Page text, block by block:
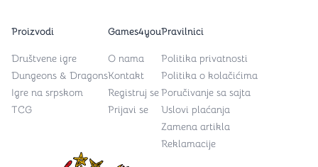
Games4you logo
Proizvodi
Društvene igre
Dungeons & Dragons
Igre na srpskom
TCG
Games4you
O nama
Kontakt
Registruj se
Prijavi se
Pravilnici
Politika privatnosti
Politika o kolačićima
Poručivanje sa sajta
Uslovi plaćanja
Zamena artikla
Reklamacije